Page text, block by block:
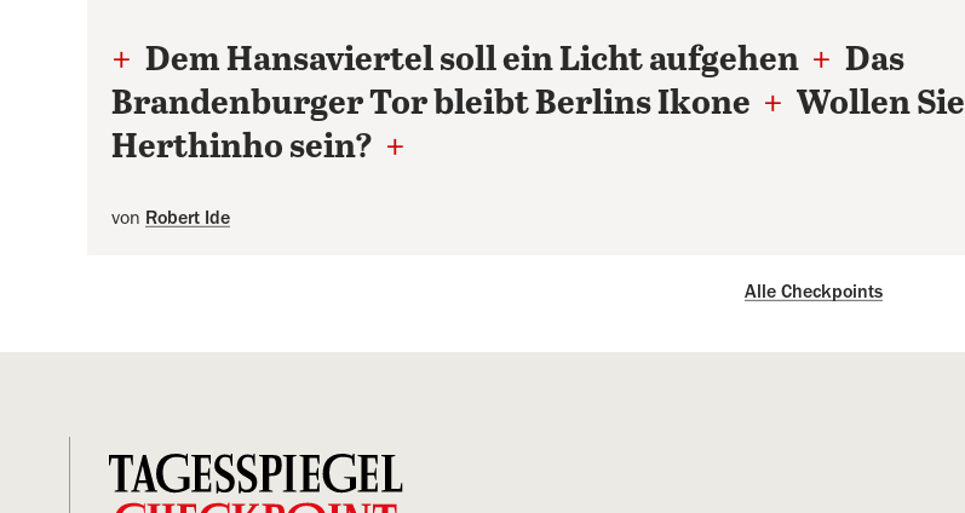
+ Dem Hansaviertel soll ein Licht aufgehen + Das
Brandenburger Tor bleibt Berlins Ikone + Wollen Sie
Herthinho sein? +
von Robert Ide
Alle Checkpoints